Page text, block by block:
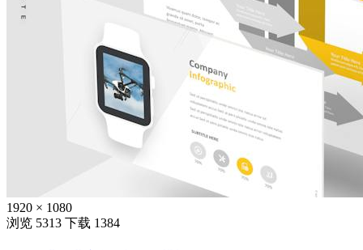
1920 × 1080
浏览 5313 下载 1384